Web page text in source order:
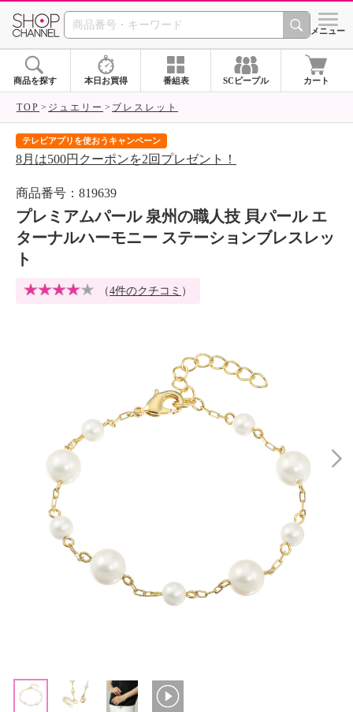
SHOP CHANNEL シメニュー
商品を探す 本日お買得 番組表 SCピープル カート
TOP ジュエリー ブレスレット
テレビアプリを使おうキャンペーン
8月は500円クーポンを2回プレゼント！
商品番号：819639
プレミアムパール 泉州の職人技 貝パール エ
ターナルハーモニー ステーションブレスレッ
ト
（4件のクチコミ ）